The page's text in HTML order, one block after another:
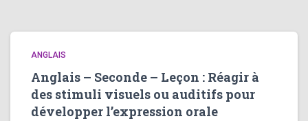
ANGLAIS
Anglais – Seconde – Leçon : Réagir à
des stimuli visuels ou auditifs pour
développer l’expression orale